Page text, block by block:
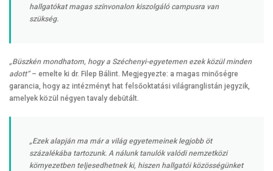
hallgatókat magas színvonalon kiszolgáló campusra van
szükség.
„Büszkén mondhatom, hogy a Széchenyi-egyetemen ezek közül minden
adott”– emelte ki dr. Filep Bálint. Megjegyezte: a magas minőségre
garancia, hogy az intézményt hat felsőoktatási világranglistán jegyzik,
amelyek közül négyen tavaly debütált.
„Ezek alapján ma már a világ egyetemeinek legjobb öt
százalékába tartozunk. A nálunk tanulók valódi nemzetközi
környezetben teljesedhetnek ki, hiszen hallgatói közösségünket